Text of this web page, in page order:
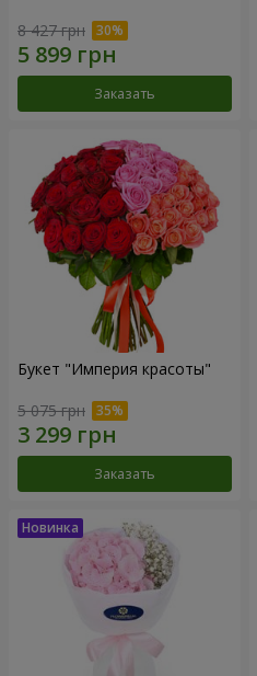
8 427 грн
Заказать
Букет "Империя красоты"
5 075 грн
Заказать